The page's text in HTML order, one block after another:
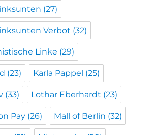
(27)
Verbot (32)
Linke (29)
(23) Karla Pappel (25)
(33) Lothar Eberhardt (23)
Pay (26) Mall of Berlin (32)